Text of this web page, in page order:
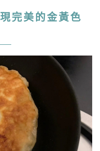
完美的金黃色